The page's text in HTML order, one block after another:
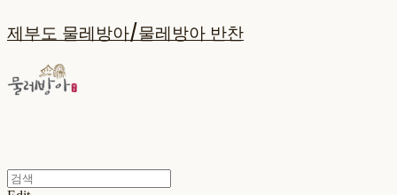
제부도 물레방아/물레방아 반찬